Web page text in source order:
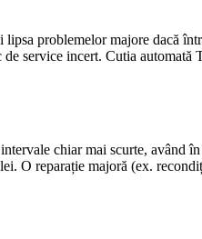
problemelor majore dacă
service incert. Cutia
chiar mai scurte, având
O reparație majoră (ex.